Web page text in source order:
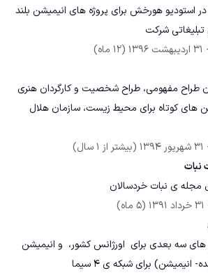
هورخش برای پروژه های انیمیشن بلند
شرکت
- 31 اردیبهشت 1396
(12 ماه)
طراح مفهومی، طراح شخصیت و کارگردان هنری
های کوتاه برای محیط زیست، سازمان هلال
31 شهریور 1394
(بیشتر از 1 سال)
نبات
مجله ی نبات خردسالان
31 خرداد 1391
(5 ماه)
های سه بعدی برای  اورژانس کشور،  و انیمیشن
انیمیشن) برای شبکه ی ۴ سیما